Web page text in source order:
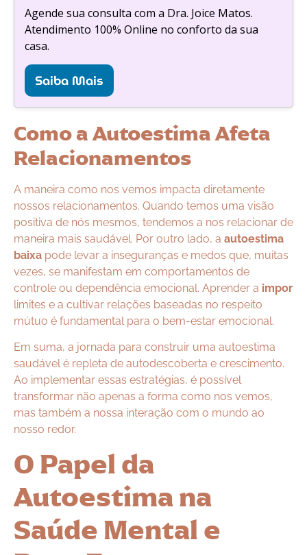
Agende sua consulta com a Dra. Joice Matos.
Atendimento 100% Online no conforto da sua
casa.
Saiba Mais
Como a Autoestima Afeta
Relacionamentos
A maneira como nos vemos impacta diretamente
nossos relacionamentos. Quando temos uma visão
positiva de nós mesmos, tendemos a nos relacionar de
maneira mais saudável. Por outro lado, a autoestima
baixa pode levar a inseguranças e medos que, muitas
vezes, se manifestam em comportamentos de
controle ou dependência emocional. Aprender a impor
limites e a cultivar relações baseadas no respeito
mútuo é fundamental para o bem-estar emocional.
Em suma, a jornada para construir uma autoestima
saudável é repleta de autodescoberta e crescimento.
Ao implementar essas estratégias, é possível
transformar não apenas a forma como nos vemos,
mas também a nossa interação com o mundo ao
nosso redor.
O Papel da
Autoestima na
Saúde Mental e